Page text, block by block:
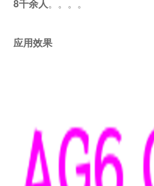
8千余人。。。。
应用效果